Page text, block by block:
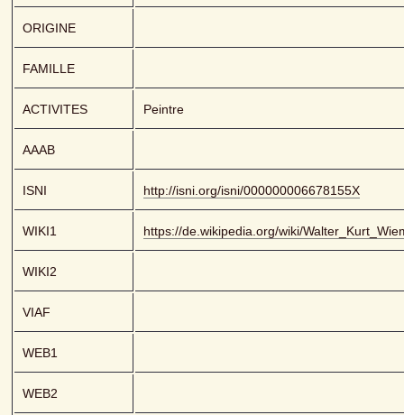
ORIGINE
FAMILLE
ACTIVITES Peintre
AAAB
ISNI http://isni.org/isni/000000006678155X
WIKI1 https://de.wikipedia.org/wiki/
WIKI2
VIAF
WEB1
WEB2